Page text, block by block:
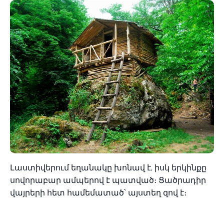
Լաստիվերում եղանակը խոնավ է, իսկ երկինքը
սովորաբար ամպերով է պատված։ Ցածրադիր
վայրերի հետ համեմատած՝ այստեղ զով է։